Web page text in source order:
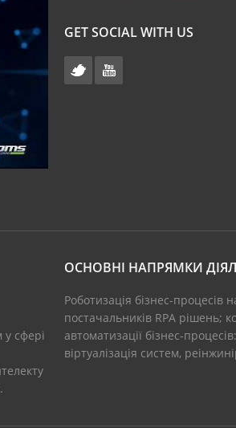
GET SOCIAL WITH US
у сфері
ОСНОВНІ НАПРЯМКИ
Роботизація бізнес-процесів
постачальників RPA рішень;
автоматизації бізнес-
віртуалізація систем,